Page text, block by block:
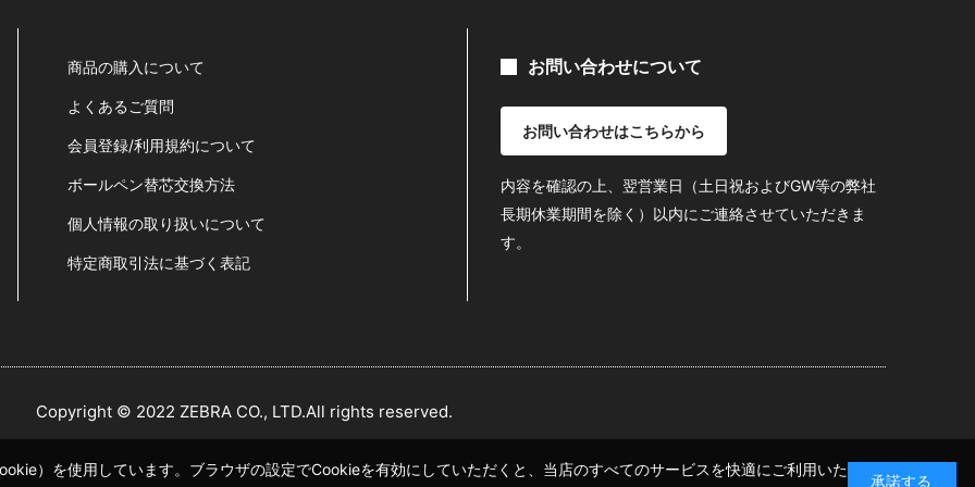
商品の購入について
よくあるご質問
会員登録/利用規約について
ボールペン替芯交換方法
個人情報の取り扱いについて
特定商取引法に基づく表記
お問い合わせについて
お問い合わせはこちらから
内容を確認の上、翌営業日（土日祝およびGW等の弊社
長期休業期間を除く）以内にご連絡させていただきま
す。
Copyright © 2022 ZEBRA CO., LTD.All rights reserved.
）を使用しています。ブラウザの設定でCookieを有効にしていただくと、当店のすべてのサービスを快適にご利用いた
承諾する